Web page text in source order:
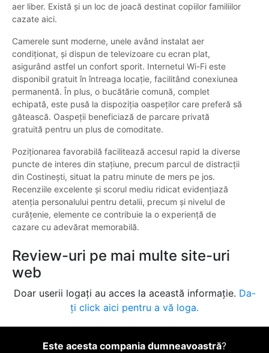
aer liber. Există și un loc de joacă destinat copiilor familiilor
cazate aici.
Camerele sunt moderne, unele având instalat aer
condiționat, și dispun de televizoare cu ecran plat,
asigurând astfel un confort sporit. Internetul Wi-Fi este
disponibil gratuit în întreaga locație, facilitând conexiunea
permanentă. În plus, o bucătărie comună, complet
echipată, este pusă la dispoziția oaspeților care preferă să
gătească. Oaspeții beneficiază de parcare privată
gratuită pentru un plus de comoditate.
Poziționarea favorabilă facilitează accesul rapid la diverse
puncte de interes din stațiune, precum parcul de distracții
din Costinești, situat la patru minute de mers pe jos.
Recenziile excelente și scorul mediu ridicat evidențiază
atenția personalului pentru detalii, precum și nivelul de
curățenie, elemente ce contribuie la o experiență de
cazare cu adevărat memorabilă.
Review-uri pe mai multe site-uri
web
Doar userii logați au acces la această informație. Da-
ți click aici pentru a vă loga.
Este acesta compania dumneavoastră?